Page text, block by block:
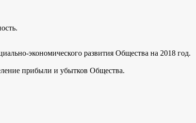
экономического развития Общества на 2018 год.
прибыли и убытков Общества.